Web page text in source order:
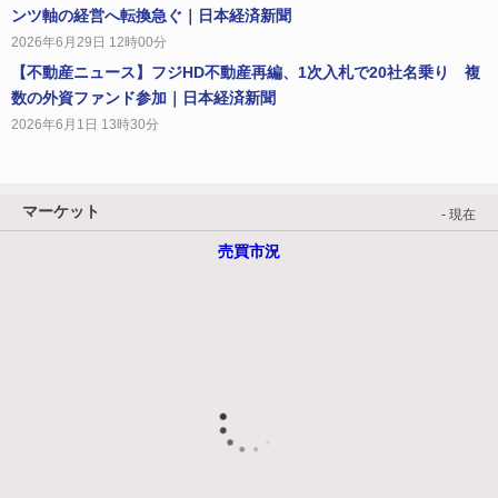
ンツ軸の経営へ転換急ぐ｜日本経済新聞
2026年6月29日 12時00分
【不動産ニュース】フジHD不動産再編、1次入札で20社名乗り 複
数の外資ファンド参加｜日本経済新聞
2026年6月1日 13時30分
マーケット - 現在
売買市況